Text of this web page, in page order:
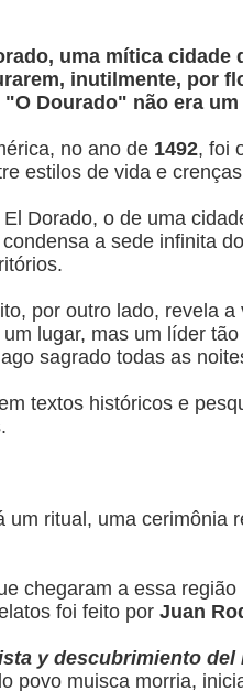
uma mítica
inutilmente, por
Dourado" não era
no ano de 1492, foi
estilos de vida e
Dorado, o de uma
a sede infinita
por outro lado, revela
lugar, mas um líder
sagrado todas as
textos históricos e
um ritual, uma cerimônia
chegaram a essa
foi feito por Juan
y descubrimiento del
povo muisca morria,